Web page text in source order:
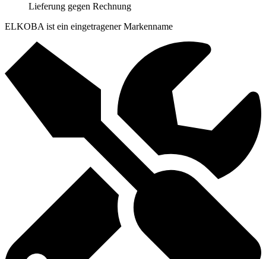
Lieferung gegen Rechnung
ELKOBA ist ein eingetragener Markenname